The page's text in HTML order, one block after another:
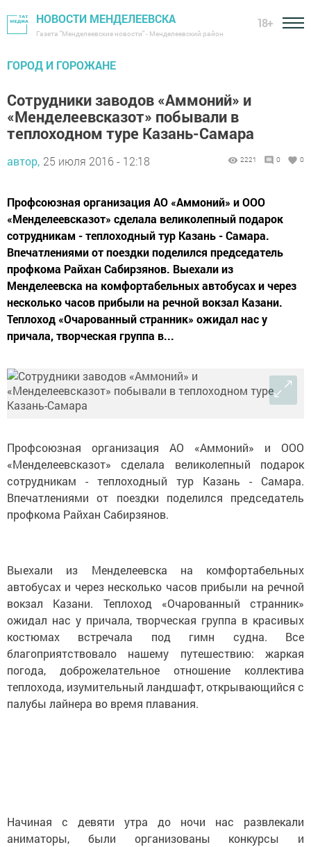
НОВОСТИ МЕНДЕЛЕЕВСКА
Газета "Менделеевские новости" - Менделеевский район
18+
ГОРОД И ГОРОЖАНЕ
Сотрудники заводов «Аммоний» и
«Менделеевсказот» побывали в
теплоходном туре Казань-Самара
автор, 25 июля 2016 - 12:18 2221 0 0
Профсоюзная организация АО «Аммоний» и ООО
«Менделеевсказот» сделала великолепный подарок
сотрудникам - теплоходный тур Казань - Самара.
Впечатлениями от поездки поделился председатель
профкома Райхан Сабирзянов. Выехали из
Менделеевска на комфортабельных автобусах и через
несколько часов прибыли на речной вокзал Казани.
Теплоход «Очарованный странник» ожидал нас у
причала, творческая группа в...
Профсоюзная организация АО «Аммоний» и ООО
«Менделеевсказот» сделала великолепный подарок
сотрудникам - теплоходный тур Казань - Самара.
Впечатлениями от поездки поделился председатель
профкома Райхан Сабирзянов.
Выехали из Менделеевска на комфортабельных
автобусах и через несколько часов прибыли на речной
вокзал Казани. Теплоход «Очарованный странник»
ожидал нас у причала, творческая группа в красивых
костюмах встречала под гимн судна. Все
благоприятствовало нашему путешествию: жаркая
погода, доброжелательное отношение коллектива
теплохода, изумительный ландшафт, открывающийся с
палубы лайнера во время плавания.
Начиная с девяти утра до ночи нас развлекали
аниматоры, были организованы конкурсы и